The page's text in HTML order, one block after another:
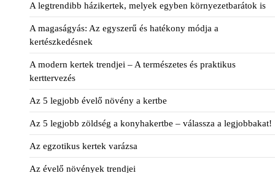
A legtrendibb házikertek, melyek egyben környezetbarátok is
A magaságyás: Az egyszerű és hatékony módja a
kertészkedésnek
A modern kertek trendjei – A természetes és praktikus
kerttervezés
Az 5 legjobb évelő növény a kertbe
Az 5 legjobb zöldség a konyhakertbe – válassza a legjobbakat!
Az egzotikus kertek varázsa
Az évelő növények trendjei